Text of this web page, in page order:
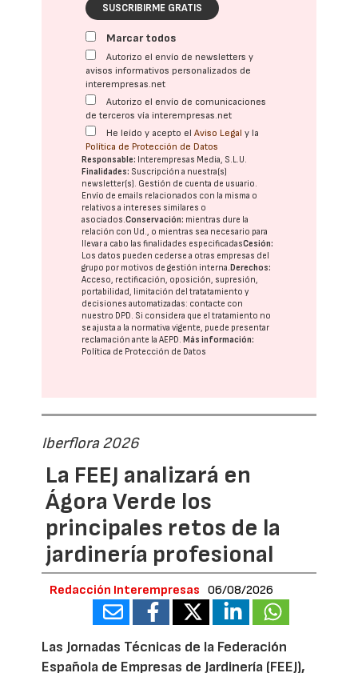
SUSCRIBIRME GRATIS
Marcar todos
Autorizo el envío de newsletters y
avisos informativos personalizados de
interempresas.net
Autorizo el envío de comunicaciones
de terceros vía interempresas.net
He leído y acepto elAviso Legal y la
Política de Protección de Datos
Responsable: Interempresas Media, S.L.U.
Finalidades: Suscripción a nuestra(s)
newsletter(s). Gestión de cuenta de usuario.
Envío de emails relacionados con la misma o
relativos a intereses similares o
asociados.Conservación: mientras dure la
relación con Ud., o mientras sea necesario para
llevar a cabo las finalidades especificadasCesión:
Los datos pueden cederse a otras empresas del
grupo por motivos de gestión interna.Derechos:
Acceso, rectificación, oposición, supresión,
portabilidad, limitación del tratatamiento y
decisiones automatizadas: contacte con
nuestro DPD. Si considera que el tratamiento no
se ajusta a la normativa vigente, puede presentar
reclamación ante laAEPD.Más información:
Política de Protección de Datos
Iberflora 2026
La FEEJ analizará en
Ágora Verde los
principales retos de la
jardinería profesional
Redacción Interempresas 06/08/2026
Las Jornadas Técnicas de la Federación
Española de Empresas de Jardinería (FEEJ),